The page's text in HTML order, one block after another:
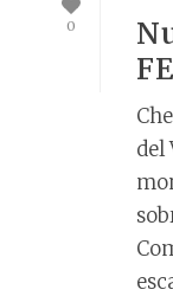
0
del